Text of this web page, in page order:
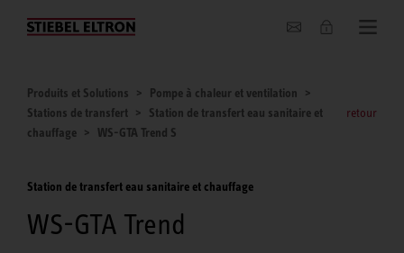
Entreprise
Produits et Solutions
Pompe à chaleur et ventilation
Stations de transfert
Station de transfert eau sanitaire et
chauffage
WS-GTA Trend S
retour
Station de transfert eau sanitaire et chauffage
WS-GTA Trend